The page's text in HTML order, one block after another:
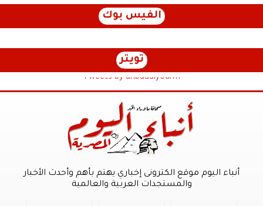
الفيس بوك
تويتر
Tweets by anbaaalyoum1
أنباء اليوم موقع الكترونى إخباري يهتم بأهم وأحدث الأخبار
والمستجدات العربية والعالمية